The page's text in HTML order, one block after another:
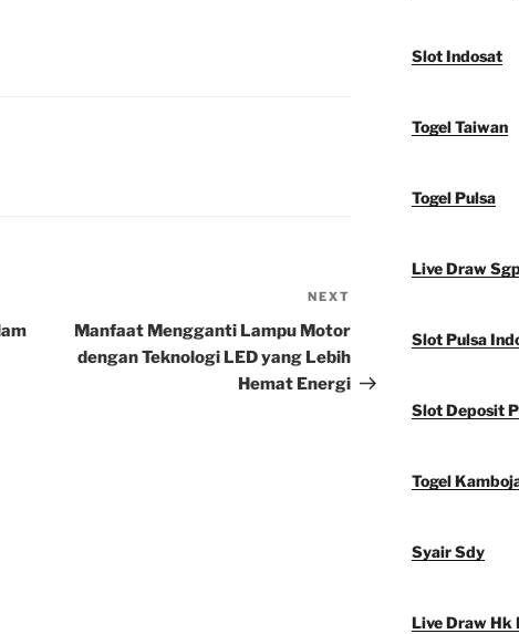
Post
NEXT
Manfaat Mengganti Lampu Motor
dengan Teknologi LED yang Lebih
Hemat Energi
Slot Indosat
Togel Taiwan
Togel Pulsa
Live Draw
Slot Pulsa
Slot Deposit
Togel
Syair Sdy
Live Draw Hk